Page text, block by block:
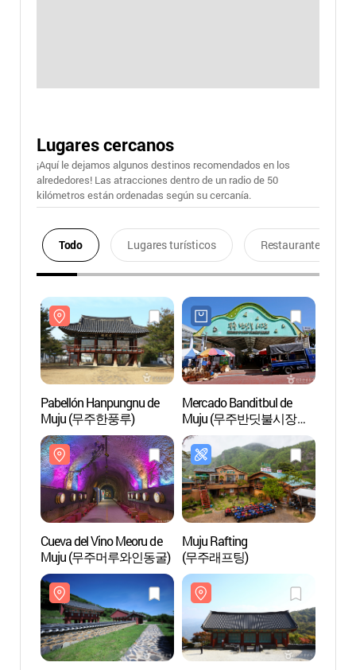
Lugares cercanos
¡Aquí le dejamos algunos destinos recomendados en los
alrededores! Las atracciones dentro de un radio de 50
kilómetros están ordenadas según su cercanía.
Todo Lugares turísticos Restaurantes
Pabellón Hanpungnu de
Muju (무주한풍루)
Mercado Banditbul de
Muju (무주반딧불시장
(무주반딧불장터) (1, 6일))
Cueva del Vino Meoru de
Muju (무주머루와인동굴)
Muju Rafting
(무주래프팅)